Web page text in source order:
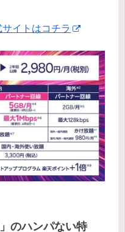
サイトはコチラ
のハンパない特